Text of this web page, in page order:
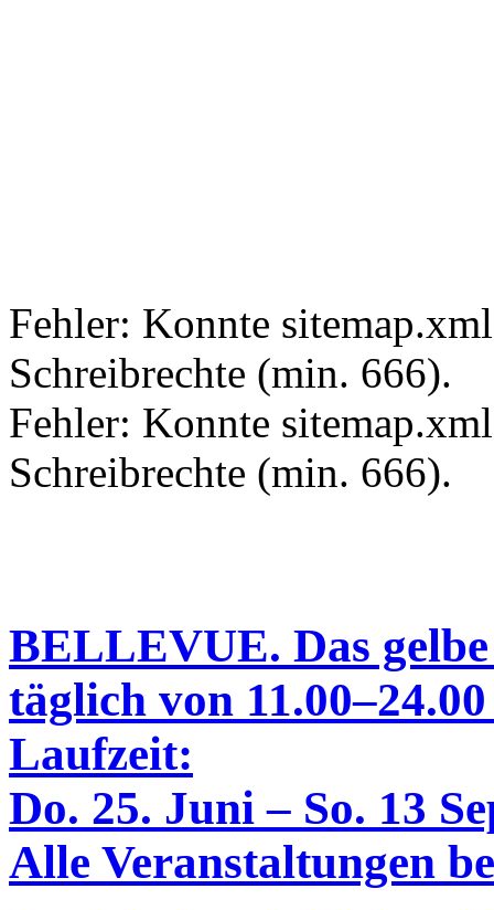
Fehler: Konnte
Schreibrechte (min. 666).
Fehler: Konnte
Schreibrechte (min. 666).
BELLEVUE. Das
täglich von
Laufzeit:
Do. 25. Juni – So. 13
Alle Veranstaltungen